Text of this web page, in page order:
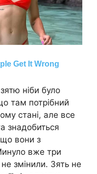
ніби було
там потрібний
стані, але все
знадобиться
вони з
вже три
змінили. Зять не